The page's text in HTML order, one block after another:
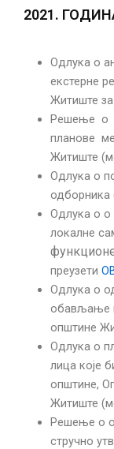
2021.
Одлука о
екстерне
Житиште
Решење о
планове
Житиште
Одлука о
одборника
Одлука о о
локалне
преузети
Одлука о
обављање
општине
Одлука о
лица које
општине,
Житиште
Решење о
стручно